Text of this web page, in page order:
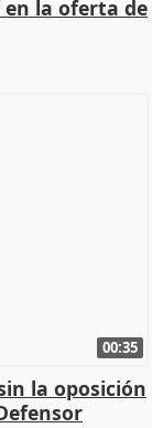
en la oferta de
00:35
la oposición